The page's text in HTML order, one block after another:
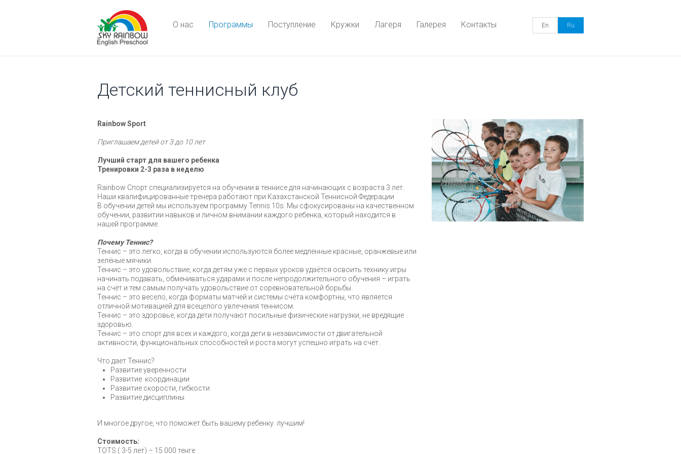
En Ru
О нас Программы Поступление Кружки Лагеря Галерея Контакты
Детский теннисный клуб
Rainbow Sport
Приглашаем детей от 3 до 10 лет
Лучший старт для вашего ребенка
Тренировки 2-3 раза в неделю
Rainbow Спорт специализируется на обучении в теннисе для начинающих с возраста 3 лет.
Наши квалифицированные тренера работают при Казахстанской Теннисной Федерации
В обучении детей мы используем программу Tennis 10s. Мы сфокусированы на качественном
обучении, развитии навыков и личном внимании каждого ребенка, который находится в
нашей программе.
Почему Теннис?
Теннис – это легко, когда в обучении используются более медленные красные, оранжевые или
зелёные мячики.
Теннис – это удовольствие, когда детям уже с первых уроков удаётся освоить технику игры
начинать подавать, обмениваться ударами и после непродолжительного обучения – играть
на счёт и тем самым получать удовольствие от соревновательной борьбы.
Теннис – это весело, когда форматы матчей и системы счёта комфортны, что является
отличной мотивацией для всецелого увлечения теннисом.
Теннис – это здоровье, когда дети получают посильные физические нагрузки, не вредящие
здоровью.
Теннис – это спорт для всех и каждого, когда дети в независимости от двигательной
активности, функциональных способностей и роста могут успешно играть на счёт.
Что дает Теннис?
Развитие уверенности
Развитие координации
Развитие скорости, гибкости
Развитие дисциплины
И многое другое, что поможет быть вашему ребенку лучшим!
Стоимость:
TOTS ( 3-5 лет) – 15 000 тенге